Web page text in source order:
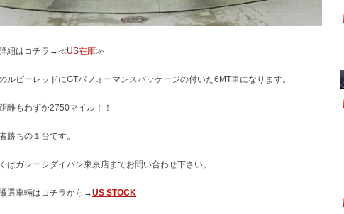
細はコチラ→≪US在庫≫
ルビーレッドにGTパフォーマンスパッケージの付いた6MT車になります。
離もわずか2750マイル！！
勝ちの１台です。
はガレージダイバン東京店までお問い合わせ下さい。
選車輛はコチラから→US STOCK